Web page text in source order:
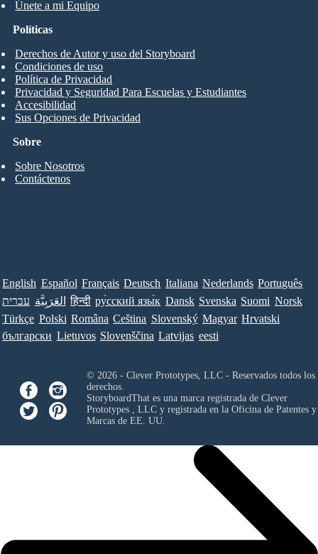
Únete a mi Equipo
Sobre
Sobre Nosotros
Contáctenos
Políticas
Derechos de Autor y uso del Storyboard
Condiciones de uso
Política de Privacidad
Privacidad y Seguridad Para Escuelas y Estudiantes
Accesibilidad
Sus Opciones de Privacidad
English Español Français Deutsch Italiana Nederlands Português
עברית العَرَبِيَّة हिन्दी ру́сский язы́к Dansk Svenska Suomi Norsk
Türkçe Polski Româna Ceština Slovenský Magyar Hrvatski
български Lietuvos Slovenščina Latvijas eesti
© 2026 - Clever Prototypes, LLC - Reservados todos los
derechos.
StoryboardThat es una marca registrada de Clever
Prototypes , LLCy registrada en la Oficina de Patentes y
Marcas de EE. UU.